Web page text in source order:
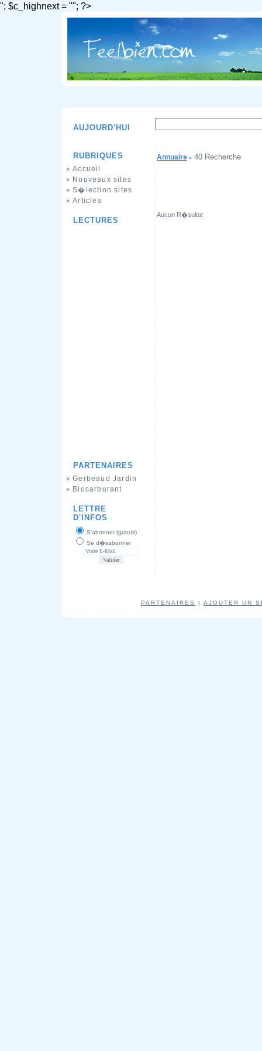
"; $c_highnext = ""; ?>
AUJOURD'HUI
RUBRIQUES
» Accueil
» Nouveaux sites
» S�lection sites
» Articles
LECTURES
PARTENAIRES
» Gerbeaud Jardin
» Biocarburant
LETTRE
D'INFOS
S'abonner (gratuit)
Se d�sabonner
Annuaire » 40 Recherche
Aucun R�sultat
PARTENAIRES | AJOUTER UN